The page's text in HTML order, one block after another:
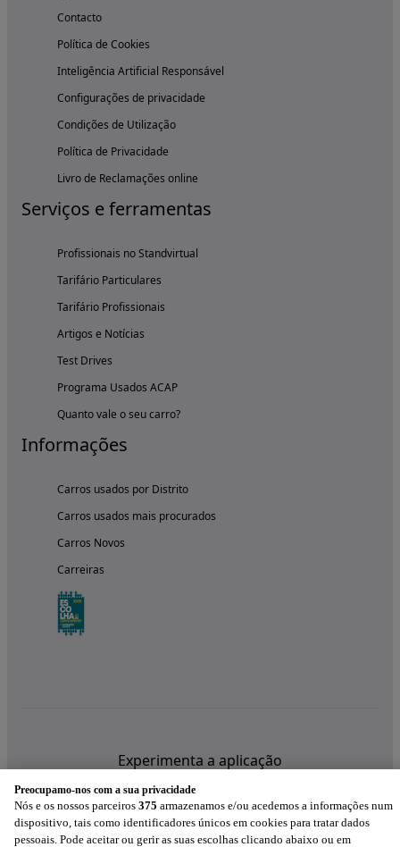
Contacto
Política de Cookies
Inteligência Artificial Responsável
Configurações de privacidade
Condições de Utilização
Política de Privacidade
Livro de Reclamações online
Serviços e ferramentas
Profissionais no Standvirtual
Tarifário Particulares
Tarifário Profissionais
Artigos e Notícias
Test Drives
Programa Usados ACAP
Quanto vale o seu carro?
Informações
Carros usados por Distrito
Carros usados mais procurados
Carros Novos
Carreiras
Experimenta a aplicação
Preocupamo-nos com a sua privacidade
Nós e os nossos parceiros 375 armazenamos e/ou acedemos a informações num
dispositivo, tais como identificadores únicos em cookies para tratar dados
pessoais. Pode aceitar ou gerir as suas escolhas clicando abaixo ou em